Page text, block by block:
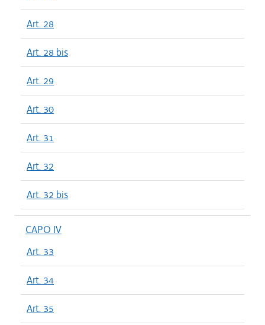
Art. 28
Art. 28 bis
Art. 29
Art. 30
Art. 31
Art. 32
Art. 32 bis
CAPO IV
Art. 33
Art. 34
Art. 35